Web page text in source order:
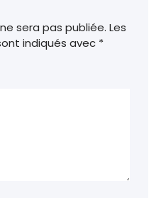
sera pas publiée. Les
indiqués avec *